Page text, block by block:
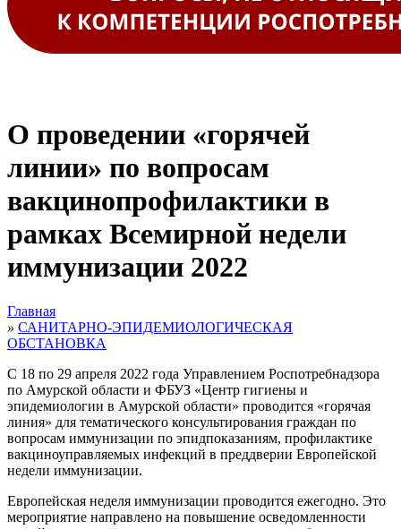
О проведении «горячей
линии» по вопросам
вакцинопрофилактики в
рамках Всемирной недели
иммунизации 2022
Главная
» САНИТАРНО-ЭПИДЕМИОЛОГИЧЕСКАЯ
ОБСТАНОВКА
С 18 по 29 апреля 2022 года Управлением Роспотребнадзора
по Амурской области и ФБУЗ «Центр гигиены и
эпидемиологии в Амурской области» проводится «горячая
линия» для тематического консультирования граждан по
вопросам иммунизации по эпидпоказаниям, профилактике
вакциноуправляемых инфекций в преддверии Европейской
недели иммунизации.
Европейская неделя иммунизации проводится ежегодно. Это
мероприятие направлено на повышение осведомленности